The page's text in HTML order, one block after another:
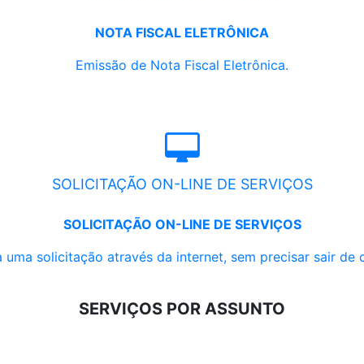
NOTA FISCAL ELETRÔNICA
Emissão de Nota Fiscal Eletrônica.
SOLICITAÇÃO ON-LINE DE SERVIÇOS
SOLICITAÇÃO ON-LINE DE SERVIÇOS
uma solicitação através da internet, sem precisar sair de
SERVIÇOS POR ASSUNTO